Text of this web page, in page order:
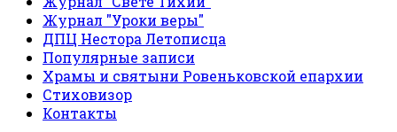
Журнал "Уроки веры"
ДПЦ Нестора Летописца
Популярные записи
Храмы и святыни Ровеньковской епархии
Стиховизор
Контакты